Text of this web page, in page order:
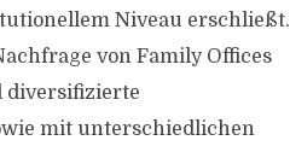
Niveau erschließt.
von Family Offices
diversifizierte
mit unterschiedlichen